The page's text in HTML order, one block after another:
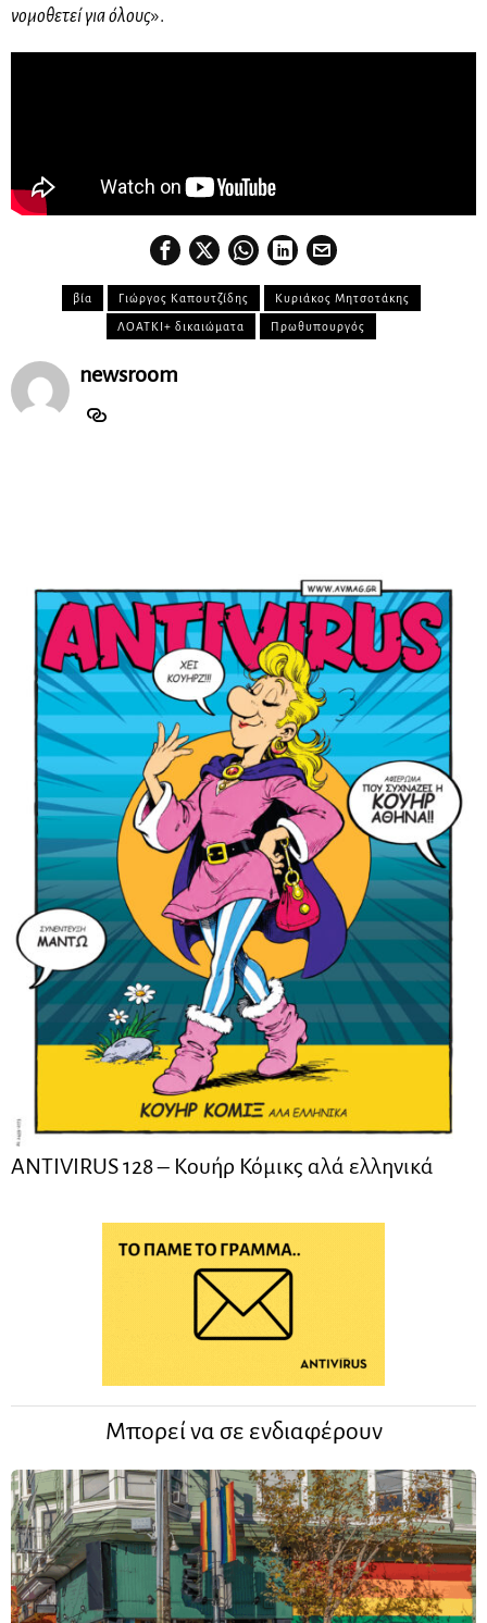
νομοθετεί για όλους».
βία Γιώργος Καπουτζίδης Κυριάκος Μητσοτάκης
ΛΟΑΤΚΙ+ δικαιώματα Πρωθυπουργός
newsroom
ANTIVIRUS 128 – Kουήρ Κόμικς αλά ελληνικά
Μπορεί να σε ενδιαφέρουν